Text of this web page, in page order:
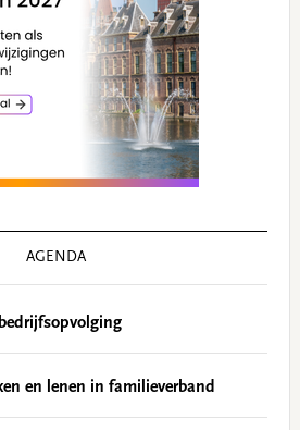
AGENDA
en lenen in familieverband